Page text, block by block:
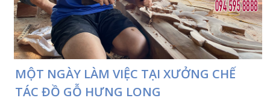
MỘT NGÀY LÀM VIỆC TẠI XƯỞNG CHẾ
TÁC ĐỒ GỖ HƯNG LONG